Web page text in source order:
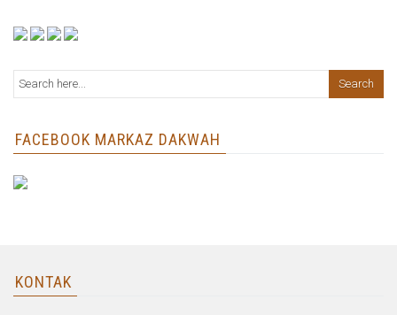
FACEBOOK MARKAZ DAKWAH
KONTAK